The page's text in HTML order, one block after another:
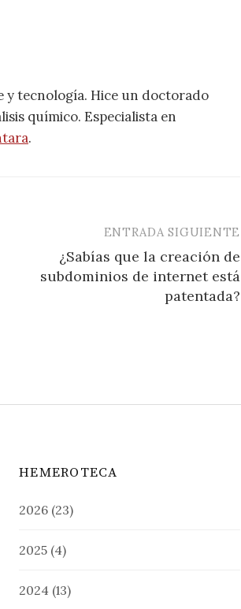
y tecnología. Hice un doctorado
químico. Especialista en
.
ENTRADA SIGUIENTE
¿Sabías que la creación de
subdominios de internet está
patentada?
HEMEROTECA
2026 (23)
2025 (4)
2024 (13)